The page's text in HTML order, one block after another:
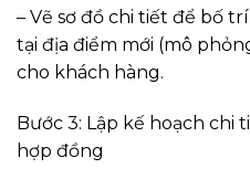
– Vẽ sơ đồ chi tiết để bố
tại địa điểm mới (mô
cho khách hàng.
Bước 3: Lập kế hoạch chi
hợp đồng